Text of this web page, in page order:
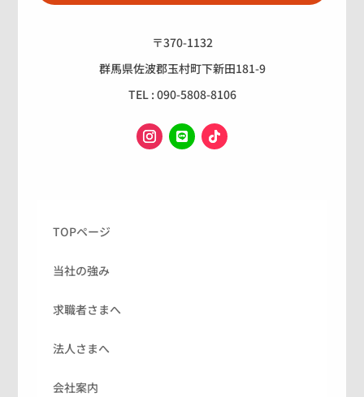
〒370-1132
群馬県佐波郡玉村町下新田181-9
TEL : 090-5808-8106
TOPページ
当社の強み
求職者さまへ
法人さまへ
会社案内